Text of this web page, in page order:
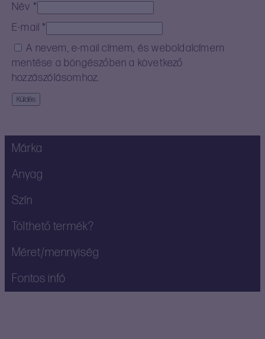
Név *
E-mail*
A nevem, e-mail címem, és weboldalcímem
mentése a böngészőben a következő
hozzászólásomhoz.
Márka
Anyag
Szín
Tölthető termék?
Méret/mennyiség
Fontos infó